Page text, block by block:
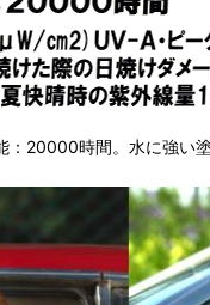
：20000時間。水に強い